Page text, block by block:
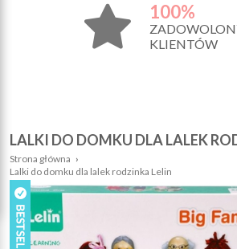
100%
KLIENTÓW
LALKI DO DOMKU DLA LALEK
Strona główna ›
Lalki do domku dla lalek rodzinka Lelin